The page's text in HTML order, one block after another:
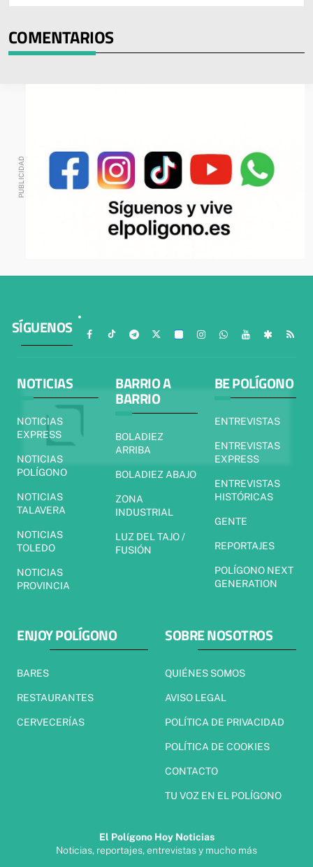
COMENTARIOS
SÍGUENOS
NOTICIAS
NOTICIAS
EXPRESS
NOTICIAS
POLÍGONO
NOTICIAS
TALAVERA
NOTICIAS
TOLEDO
NOTICIAS
PROVINCIA
BARRIO A
BARRIO
BOLADIEZ
ARRIBA
BOLADIEZ ABAJO
ZONA
INDUSTRIAL
LUZ DEL TAJO /
FUSIÓN
BE POLÍGONO
ENTREVISTAS
ENTREVISTAS
EXPRESS
ENTREVISTAS
HISTÓRICAS
GENTE
REPORTAJES
POLÍGONO NEXT
GENERATION
ENJOY POLÍGONO
BARES
RESTAURANTES
CERVECERÍAS
SOBRE NOSOTROS
QUIÉNES SOMOS
AVISO LEGAL
POLÍTICA DE PRIVACIDAD
POLÍTICA DE COOKIES
CONTACTO
TU VOZ EN EL POLÍGONO
El Polígono Hoy Noticias
Noticias, reportajes, entrevistas y mucho más